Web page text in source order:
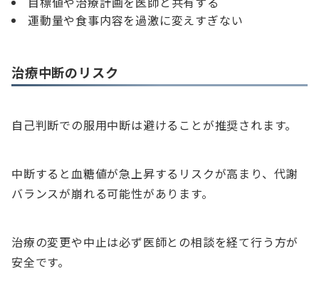
運動量や食事内容を過激に変えすぎない
治療中断のリスク
自己判断での服用中断は避けることが推奨されます。
中断すると血糖値が急上昇するリスクが高まり、代謝
バランスが崩れる可能性があります。
治療の変更や中止は必ず医師との相談を経て行う方が
安全です。